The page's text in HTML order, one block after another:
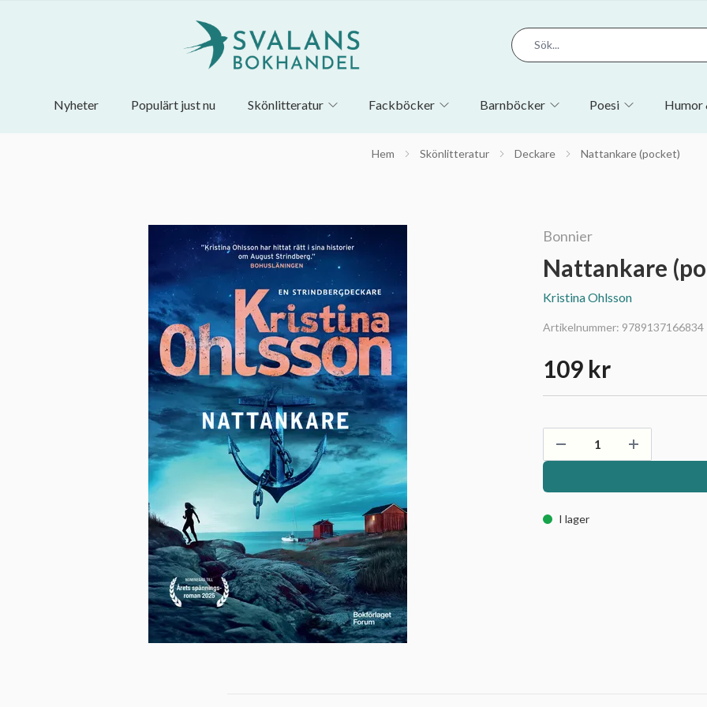
Nyheter Populärt just nu Skönlitteratur Fackböcker Barnböcker Poesi Humor
Hem Skönlitteratur Deckare Nattankare (pocket)
Bonnier
Nattankare
Kristina Ohlsson
Artikelnummer: 9789137166834
109 kr
I lager